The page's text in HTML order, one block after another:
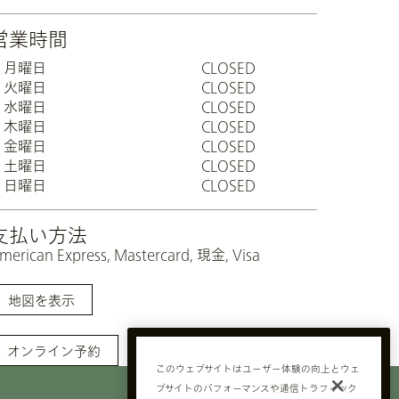
業時間
月曜日
CLOSED
火曜日
CLOSED
水曜日
CLOSED
木曜日
CLOSED
金曜日
CLOSED
土曜日
CLOSED
日曜日
CLOSED
払い方法
Express, Mastercard, 現金, Visa
地図を表示
オンライン予約
プロフェッショナル
このウェブサイトはユーザー体験の向上とウェ
ブサイトのパフォーマンスや通信トラフィック